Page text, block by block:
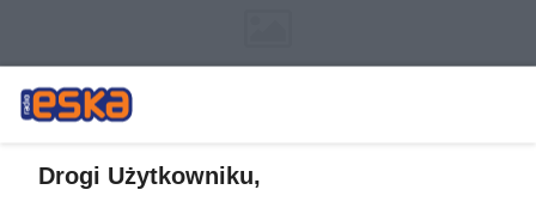
Drogi Użytkowniku,